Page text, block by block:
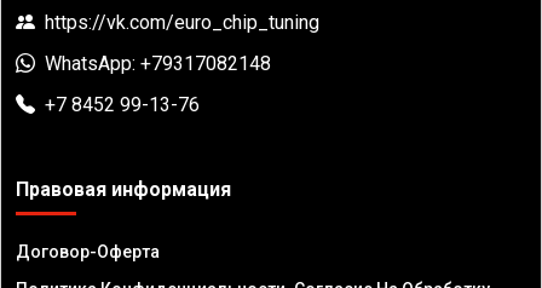
https://vk.com/euro_chip_tuning
WhatsApp: +79317082148
+7 8452 99-13-76
Правовая информация
Договор-Оферта